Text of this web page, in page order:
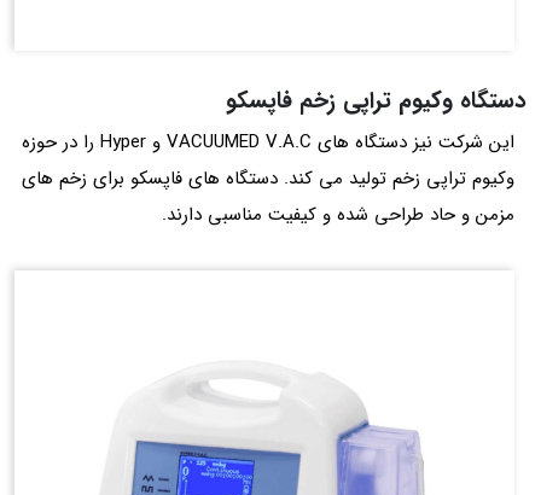
دستگاه وکیوم تراپی زخم فاپسکو
این شرکت نیز دستگاه‌ های VACUUMED V.A.C و Hyper را در حوزه
وکیوم تراپی زخم تولید می‌ کند. دستگاه‌ های فاپسکو برای زخم‌ های
مزمن و حاد طراحی شده و کیفیت مناسبی دارند.